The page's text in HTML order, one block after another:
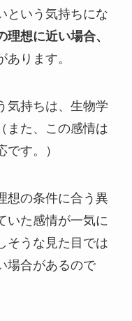
という気持ちにな
想に近い場合、
あります。
気持ちは、生物学
また、この感情は
す。）
想の条件に合う異
いた感情が一気に
そうな見た目では
場合があるので